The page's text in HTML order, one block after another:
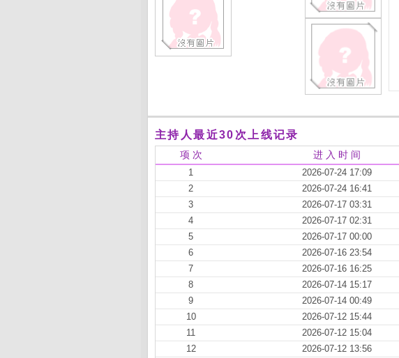
主持人最近30次上线记录
项 次 进 入 时 间
1 2026-07-24 17:09
2
2026-07-24 16:41
3
2026-07-17 03:31
4
2026-07-17 02:31
5
2026-07-17 00:00
6
2026-07-16 23:54
7
2026-07-16 16:25
8
2026-07-14 15:17
9
2026-07-14 00:49
10
2026-07-12 15:44
11
2026-07-12 15:04
12
2026-07-12 13:56